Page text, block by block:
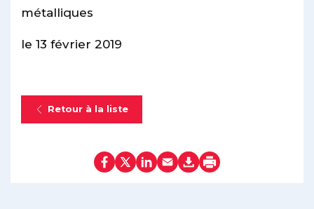
métalliques
le 13 février 2019
Retour à la liste